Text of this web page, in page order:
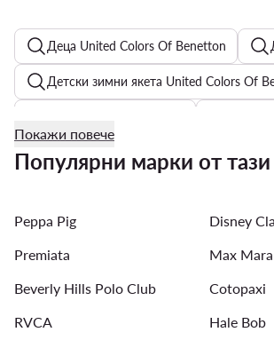
Деца United Colors Of Benetton
Детски зимни якета United Colors Of
Шапки, шалове, ръкавици за мъже
Мъжки Бомбър якета
Покажи повече
Популярни марки от тази
Peppa Pig Disney
Premiata
Max Mara
Beverly Hills Polo Club
Cotopaxi
RVCA
Hale Bob